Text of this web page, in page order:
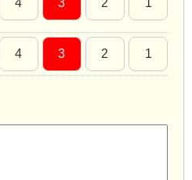
4 3 2 1
4 3 2 1